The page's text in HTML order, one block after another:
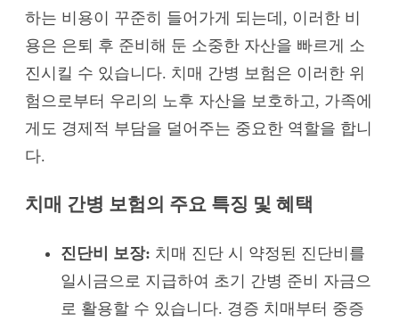
하는 비용이 꾸준히 들어가게 되는데, 이러한 비
용은 은퇴 후 준비해 둔 소중한 자산을 빠르게 소
진시킬 수 있습니다. 치매 간병 보험은 이러한 위
험으로부터 우리의 노후 자산을 보호하고, 가족에
게도 경제적 부담을 덜어주는 중요한 역할을 합니
다.
치매 간병 보험의 주요 특징 및 혜택
진단비 보장: 치매 진단 시 약정된 진단비를
일시금으로 지급하여 초기 간병 준비 자금으
로 활용할 수 있습니다. 경증 치매부터 중증